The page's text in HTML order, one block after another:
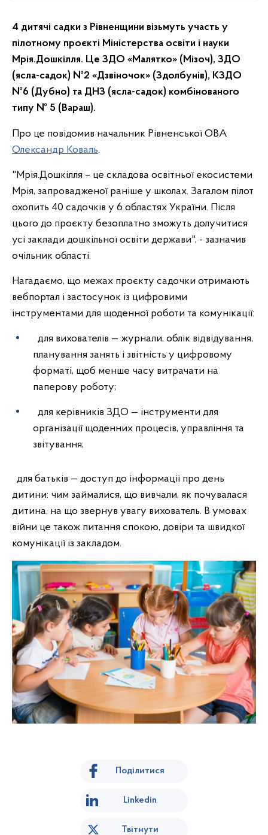
4 дитячі садки з Рівненщини візьмуть участь у
пілотному проєкті Міністерства освіти і науки
Мрія.Дошкілля. Це ЗДО «Малятко» (Мізоч), ЗДО
(ясла-садок) №2 «Дзвіночок» (Здолбунів), КЗДО
№6 (Дубно) та ДНЗ (ясла-садок) комбінованого
типу № 5 (Вараш).
Про це повідомив начальник Рівненської ОВА
Олександр Коваль.
"Мрія.Дошкілля – це складова освітньої екосистеми
Мрія, запровадженої раніше у школах. Загалом пілот
охопить 40 садочків у 6 областях України. Після
цього до проєкту безоплатно зможуть долучитися
усі заклади дошкільної освіти держави", - зазначив
очільник області.
Нагадаємо, що межах проєкту садочки отримають
вебпортал і застосунок із цифровими
інструментами для щоденної роботи та комунікації:
для вихователів — журнали, облік відвідування,
планування занять і звітність у цифровому
форматі, щоб менше часу витрачати на
паперову роботу;
для керівників ЗДО — інструменти для
організації щоденних процесів, управління та
звітування;
для батьків — доступ до інформації про день
дитини: чим займалися, що вивчали, як почувалася
дитина, на що звернув увагу вихователь. В умовах
війни це також питання спокою, довіри та швидкої
комунікації із закладом.
Поділитися
Linkedin
Твітнути